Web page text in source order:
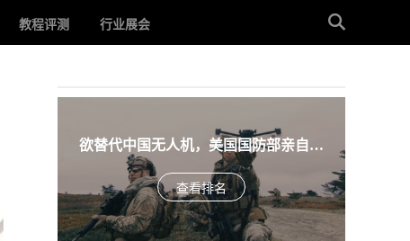
教程评测 行业展会
欲替代中国无人机，美国国防部亲自下
场，盘点入围美军SRR项目的五款无人机
查看排名